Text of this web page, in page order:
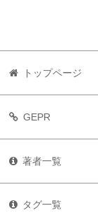
トップページ
GEPR
著者一覧
タグ一覧